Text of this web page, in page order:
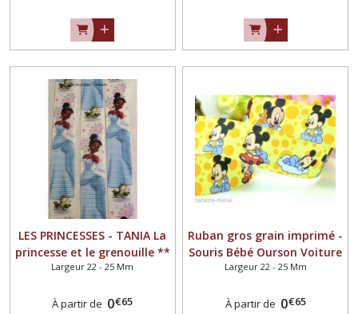
LES PRINCESSES - TANIA La
princesse et le grenouille **
25 mm ** Ruban gros grain
choix
Largeur 22 - 25 Mm
À partir de 0€65
Ruban gros grain imprimé -
Souris Bébé Ourson Voiture
bulle / Jaune ** 22 mm **
Largeur 22 - 25 Mm
À partir de 0€65